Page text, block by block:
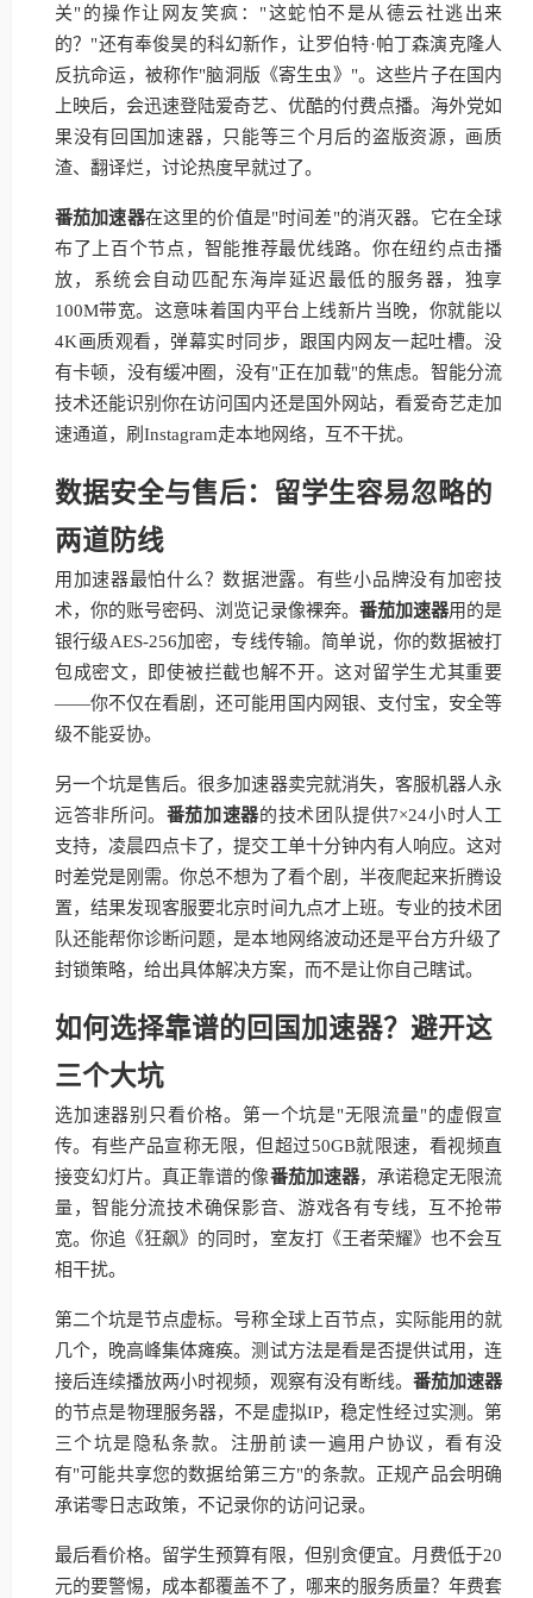
关"的操作让网友笑疯："这蛇怕不是从德云社逃出来
的？"还有奉俊昊的科幻新作，让罗伯特·帕丁森演克隆人
反抗命运，被称作"脑洞版《寄生虫》"。这些片子在国内
上映后，会迅速登陆爱奇艺、优酷的付费点播。海外党如
果没有回国加速器，只能等三个月后的盗版资源，画质
渣、翻译烂，讨论热度早就过了。
番茄加速器在这里的价值是"时间差"的消灭器。它在全球
布了上百个节点，智能推荐最优线路。你在纽约点击播
放，系统会自动匹配东海岸延迟最低的服务器，独享
100M带宽。这意味着国内平台上线新片当晚，你就能以
4K画质观看，弹幕实时同步，跟国内网友一起吐槽。没
有卡顿，没有缓冲圈，没有"正在加载"的焦虑。智能分流
技术还能识别你在访问国内还是国外网站，看爱奇艺走加
速通道，刷Instagram走本地网络，互不干扰。
数据安全与售后：留学生容易忽略的
两道防线
用加速器最怕什么？数据泄露。有些小品牌没有加密技
术，你的账号密码、浏览记录像裸奔。 番茄加速器用的是
银行级AES-256加密，专线传输。简单说，你的数据被打
包成密文，即使被拦截也解不开。这对留学生尤其重要
——你不仅在看剧，还可能用国内网银、支付宝，安全等
级不能妥协。
另一个坑是售后。很多加速器卖完就消失，客服机器人永
远答非所问。 番茄加速器的技术团队提供7×24小时人工
支持，凌晨四点卡了，提交工单十分钟内有人响应。这对
时差党是刚需。你总不想为了看个剧，半夜爬起来折腾设
置，结果发现客服要北京时间九点才上班。专业的技术团
队还能帮你诊断问题，是本地网络波动还是平台方升级了
封锁策略，给出具体解决方案，而不是让你自己瞎试。
如何选择靠谱的回国加速器？避开这
三个大坑
选加速器别只看价格。第一个坑是"无限流量"的虚假宣
传。有些产品宣称无限，但超过50GB就限速，看视频直
接变幻灯片。真正靠谱的像番茄加速器，承诺稳定无限流
量，智能分流技术确保影音、游戏各有专线，互不抢带
宽。你追《狂飙》的同时，室友打《王者荣耀》也不会互
相干扰。
第二个坑是节点虚标。号称全球上百节点，实际能用的就
几个，晚高峰集体瘫痪。测试方法是看是否提供试用，连
接后连续播放两小时视频，观察有没有断线。 番茄加速器
的节点是物理服务器，不是虚拟IP，稳定性经过实测。第
三个坑是隐私条款。注册前读一遍用户协议，看有没
有"可能共享您的数据给第三方"的条款。正规产品会明确
承诺零日志政策，不记录你的访问记录。
最后看价格。留学生预算有限，但别贪便宜。月费低于20
元的要警惕，成本都覆盖不了，哪来的服务质量？年费套